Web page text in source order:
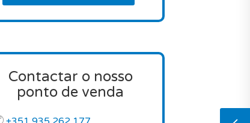
Contactar o nosso
ponto de venda